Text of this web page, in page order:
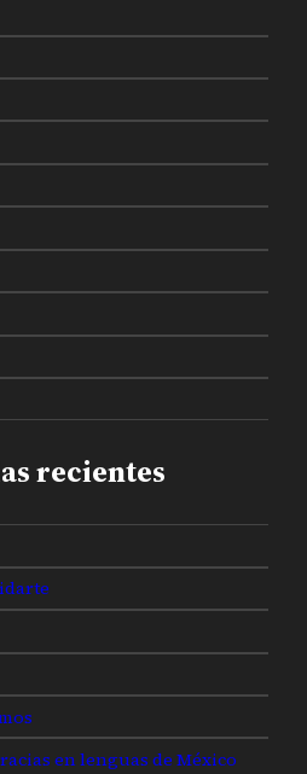
recientes
en lenguas de México